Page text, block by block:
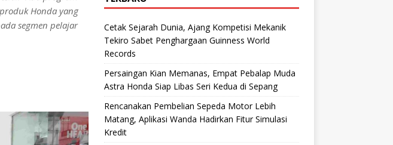
Honda yang
segmen pelajar
Cetak Sejarah Dunia, Ajang Kompetisi Mekanik
Tekiro Sabet Penghargaan Guinness World
Records
Persaingan Kian Memanas, Empat Pebalap Muda
Astra Honda Siap Libas Seri Kedua di Sepang
Rencanakan Pembelian Sepeda Motor Lebih
Matang, Aplikasi Wanda Hadirkan Fitur Simulasi
Kredit